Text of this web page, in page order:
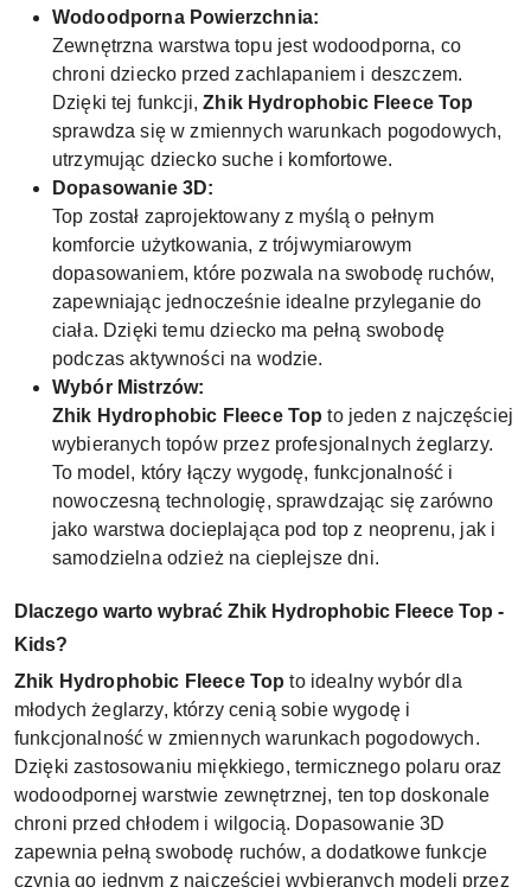
Wodoodporna Powierzchnia:
Zewnętrzna warstwa topu jest wodoodporna, co
chroni dziecko przed zachlapaniem i deszczem.
Dzięki tej funkcji,Zhik Hydrophobic Fleece Top
sprawdza się w zmiennych warunkach pogodowych,
utrzymując dziecko suche i komfortowe.
Dopasowanie 3D:
Top został zaprojektowany z myślą o pełnym
komforcie użytkowania, z trójwymiarowym
dopasowaniem, które pozwala na swobodę ruchów,
zapewniając jednocześnie idealne przyleganie do
ciała. Dzięki temu dziecko ma pełną swobodę
podczas aktywności na wodzie.
Wybór Mistrzów:
Zhik Hydrophobic Fleece Top to jeden z najczęściej
wybieranych topów przez profesjonalnych żeglarzy.
To model, który łączy wygodę, funkcjonalność i
nowoczesną technologię, sprawdzając się zarówno
jako warstwa docieplająca pod top z neoprenu, jak i
samodzielna odzież na cieplejsze dni.
Dlaczego warto wybrać Zhik Hydrophobic Fleece Top -
Kids?
Zhik Hydrophobic Fleece Top to idealny wybór dla
młodych żeglarzy, którzy cenią sobie wygodę i
funkcjonalność w zmiennych warunkach pogodowych.
Dzięki zastosowaniu miękkiego, termicznego polaru oraz
wodoodpornej warstwie zewnętrznej, ten top doskonale
chroni przed chłodem i wilgocią. Dopasowanie 3D
zapewnia pełną swobodę ruchów, a dodatkowe funkcje
czynią go jednym z najczęściej wybieranych modeli przez